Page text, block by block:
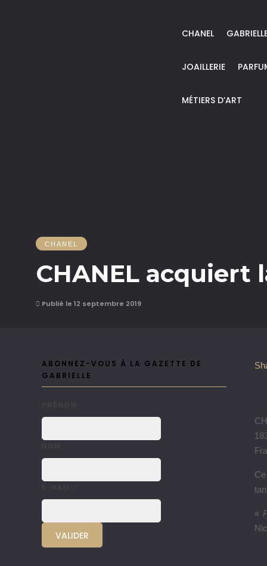
CHANEL
JOAILLERIE
MÉTIERS D’ART
CHANEL
CHANEL acquiert
Publié le 12 septembre 2019
«
ABONNEZ-VOUS À LA GAZETTE DE
GABRIELLE